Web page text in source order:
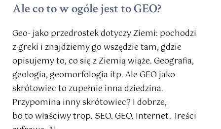
Ale co to w ogóle jest to GEO?
Geo- jako przedrostek dotyczy Ziemi: pochodzi
z greki i znajdziemy go wszędzie tam, gdzie
opisujemy to, co się z Ziemią wiąże. Geografia,
geologia, geomorfologia itp. Ale GEO jako
skrótowiec to zupełnie inna dziedzina.
Przypomina inny skrótowiec? I dobrze,
bo to właściwy trop. SEO. GEO. Internet. Treści